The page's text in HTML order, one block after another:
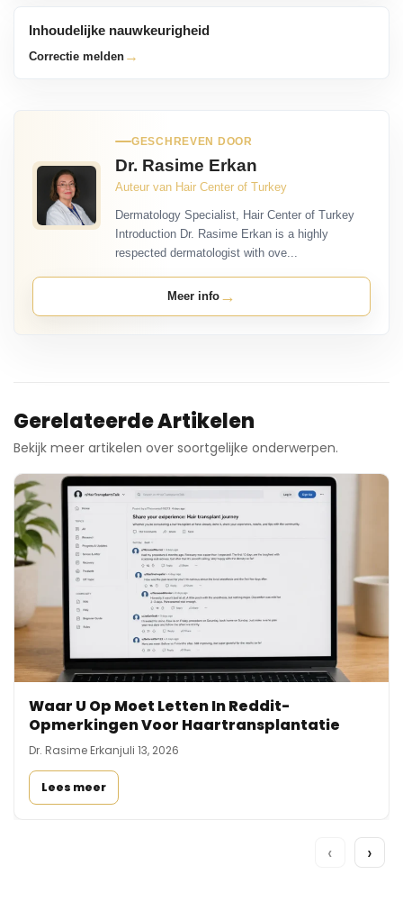
Inhoudelijke nauwkeurigheid
Correctie melden →
GESCHREVEN DOOR
Dr. Rasime Erkan
Auteur van Hair Center of Turkey
Dermatology Specialist, Hair Center of Turkey
Introduction Dr. Rasime Erkan is a highly
respected dermatologist with ove...
Meer info →
Gerelateerde Artikelen
Bekijk meer artikelen over soortgelijke onderwerpen.
Waar U Op Moet Letten In Reddit-
Opmerkingen Voor Haartransplantatie
Dr. Rasime Erkanjuli 13, 2026
Lees meer
‹ ›